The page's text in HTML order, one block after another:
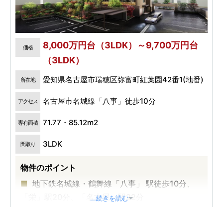
価格
8,000万円台（3LDK）～9,700万円台
（3LDK）
所在地 愛知県名古屋市瑞穂区弥富町紅葉園42番1(地番)
アクセス 名古屋市名城線「八事」徒歩10分
専有面積 71.77・85.12m2
間取り 3LDK
物件のポイント
地下鉄名城線・鶴舞線「八事」 駅徒歩10分、
「栄」駅20分、「名古屋」駅22分
...続きを読む